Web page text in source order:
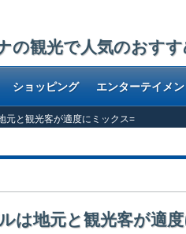
の観光で人気のおすす
ショッピング エンターテイメン
と観光客が適度にミックス=
地元と観光客が適